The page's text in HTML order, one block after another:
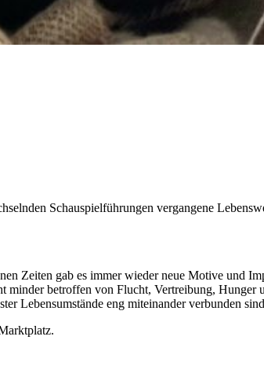
Schauspielführungen vergangene
Zeiten gab es immer wieder neue Motive und
betroffen von Flucht, Vertreibung,
Lebensumstände eng miteinander verbunden